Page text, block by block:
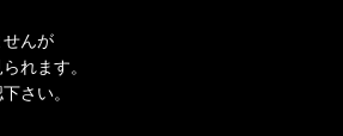
んが
れます。
さい。